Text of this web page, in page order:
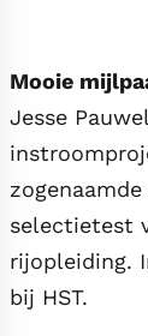
Mooie
Jesse
selectietest
rijopleiding.
bij HST.